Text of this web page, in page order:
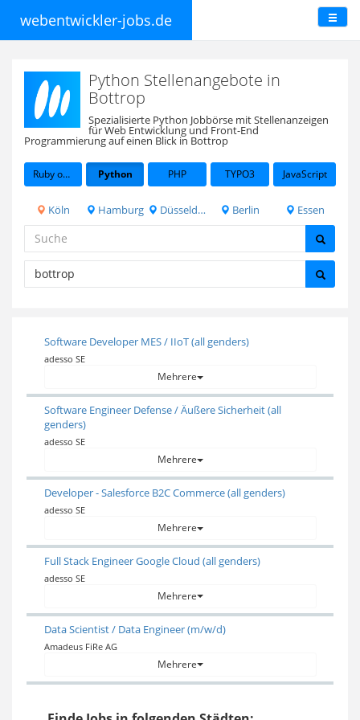
webentwickler-jobs.de
Python Stellenangebote in
Bottrop
Spezialisierte Python Jobbörse mit Stellenanzeigen
für Web Entwicklung und Front-End
Programmierung auf einen Blick in Bottrop
Ruby on Rails Python PHP TYPO3 JavaScript
Köln Hamburg Düsseldorf Berlin Essen
Software Developer MES / IIoT (all genders)
adesso SE
Mehrere
Software Engineer Defense / Äußere Sicherheit (all
genders)
adesso SE
Mehrere
Developer - Salesforce B2C Commerce (all genders)
adesso SE
Mehrere
Full Stack Engineer Google Cloud (all genders)
adesso SE
Mehrere
Data Scientist / Data Engineer (m/w/d)
Amadeus FiRe AG
Mehrere